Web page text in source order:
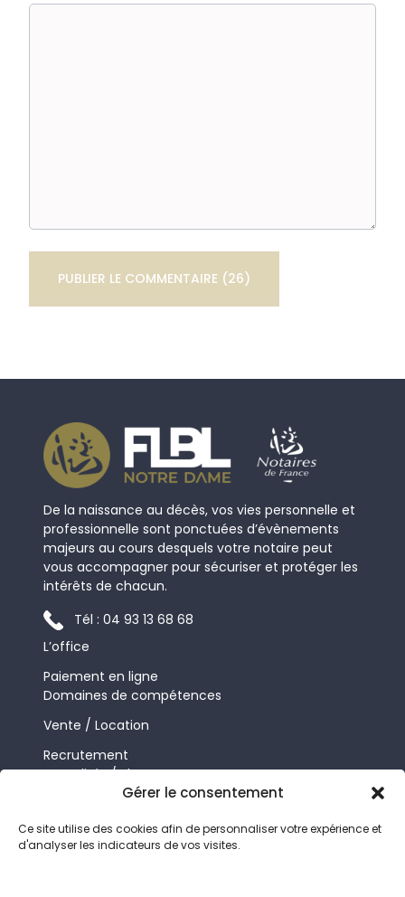
Gérer le consentement
Ce site utilise des cookies afin de personnaliser votre expérience et
d'analyser les indicateurs de vos visites.
De la naissance au décès, vos vies personnelle et
professionnelle sont ponctuées d’évènements
majeurs au cours desquels votre notaire peut
vous accompagner pour sécuriser et protéger les
intérêts de chacun.
Tél : 04 93 13 68 68
L’office
Paiement en ligne
Domaines de compétences
Vente / Location
Recrutement
Actualités / Blog
FLBL Notaires
22, avenue Notre Dame